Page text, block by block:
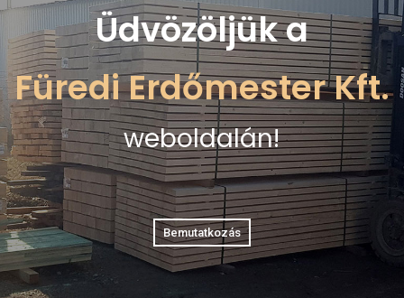
Bemutatkozás
Üdvözöljük a
weboldalán!
Füredi Erdőmester Kft.